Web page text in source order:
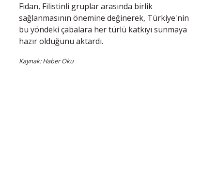
Fidan, Filistinli gruplar arasında birlik
sağlanmasının önemine değinerek, Türkiye'nin
bu yöndeki çabalara her türlü katkıyı sunmaya
hazır olduğunu aktardı.
Kaynak: Haber Oku